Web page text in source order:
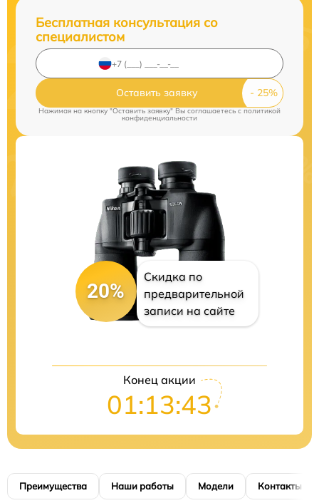
Бесплатная консультация со
специалистом
Оставить заявку
Нажимая на кнопку "Оставить заявку" Вы соглашаетесь cполитикой
конфиденциальности
20%
Скидка по
предварительной
записи на сайте
Конец акции
01:13:42
Преимущества Наши работы Модели Контакты